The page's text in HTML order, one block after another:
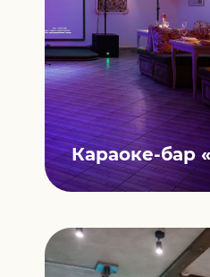
Караоке-бар